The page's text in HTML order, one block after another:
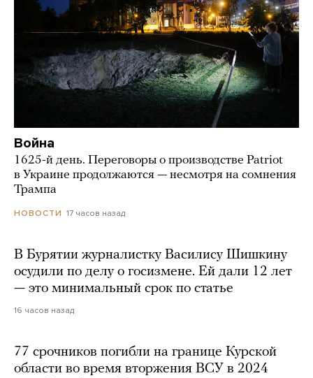
Война
1625-й день. Переговоры о производстве Patriot
в Украине продолжаются — несмотря на сомнения
Трампа
НОВОСТИ 17 часов назад
В Бурятии журналистку Василису Шишкину
осудили по делу о госизмене. Ей дали 12 лет
— это минимальный срок по статье
16 часов назад
77 срочников погибли на границе Курской
области во время вторжения ВСУ в 2024